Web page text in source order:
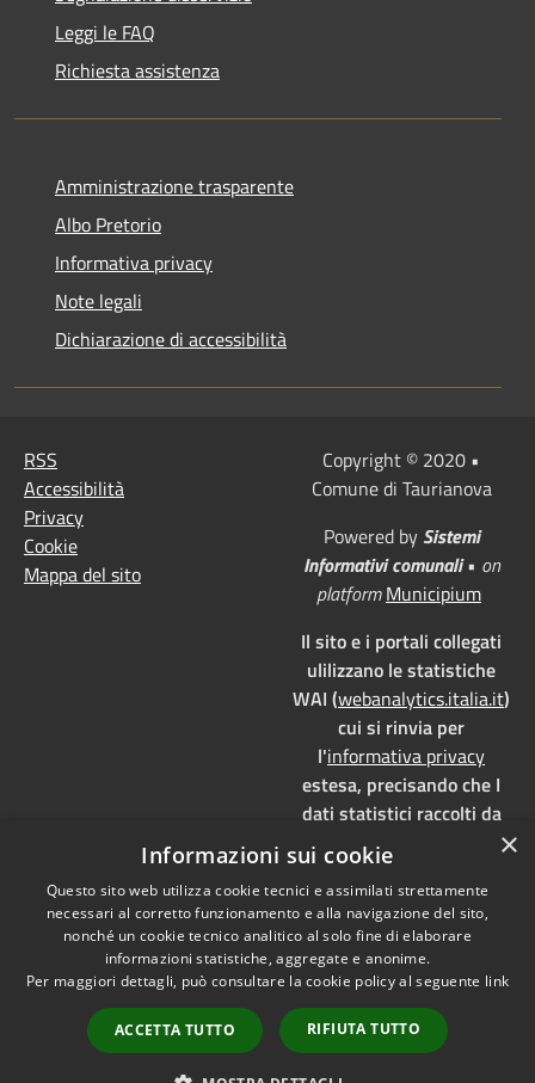
Leggi le FAQ
Richiesta assistenza
Amministrazione trasparente
Albo Pretorio
Informativa privacy
Note legali
Dichiarazione di accessibilità
RSS
Accessibilità
Privacy
Cookie
Mappa del sito
Copyright © 2020 •
Comune di Taurianova
Powered by Sistemi
Informativi comunali• on
platform Municipium
Il sito e i portali collegati
ulilizzano le statistiche
WAI (webanalytics.italia.it)
cui si rinvia per
l'informativa privacy
estesa, precisando che I
dati statistici raccolti da
WAI vengono memorizzati
su server dedicati,
localizzati in Italia e ad uso
esclusivo della pubblica
amministrazione. WAI è
pienamente aderente alla
normativa GDPR e, grazie
all'anonimizzazione dei
dati, è
×
Informazioni sui cookie
Questo sito web utilizza cookie tecnici e assimilati strettamente
necessari al corretto funzionamento e alla navigazione del sito,
nonché un cookie tecnico analitico al solo fine di elaborare
informazioni statistiche, aggregate e anonime.
Per maggiori dettagli, può consultare la cookie policy al seguente link
ACCETTA TUTTO RIFIUTA TUTTO